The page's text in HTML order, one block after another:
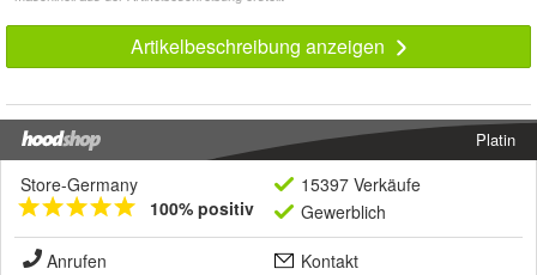
Artikelbeschreibung anzeigen
Platin
Store-Germany
100% positiv
15397 Verkäufe
Gewerblich
Anrufen
Kontakt